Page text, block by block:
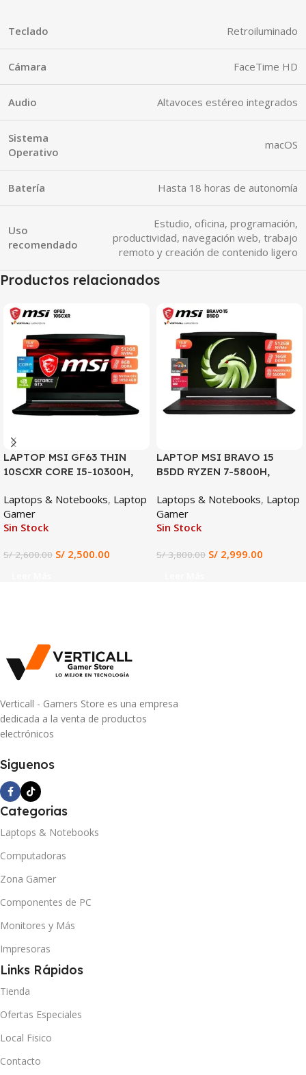
Teclado Retroiluminado
Cámara FaceTime HD
Audio Altavoces estéreo integrados
Sistema
Operativo
macOS
Batería Hasta 18 horas de autonomía
Uso
recomendado
Estudio, oficina, programación,
productividad, navegación web, trabajo
remoto y creación de contenido ligero
Productos relacionados
SALE
LAPTOP MSI GF63 THIN
10SCXR CORE I5-10300H,
512GB SSD, 15.6″ FHD
Laptops & Notebooks, Laptop
Gamer
Sin Stock
S/2,600.00 S/ 2,500.00
SALE
LAPTOP MSI BRAVO 15
B5DD RYZEN 7-5800H,
512GB SSD, 15.6″ FHD
Laptops & Notebooks, Laptop
Gamer
Sin Stock
S/3,800.00 S/ 2,999.00
Verticall - Gamers Store es una empresa
dedicada a la venta de productos
electrónicos
Siguenos
Categorias
Laptops & Notebooks
Computadoras
Zona Gamer
Componentes de PC
Monitores y Más
Impresoras
Links Rápidos
Tienda
Ofertas Especiales
Local Fisico
Contacto